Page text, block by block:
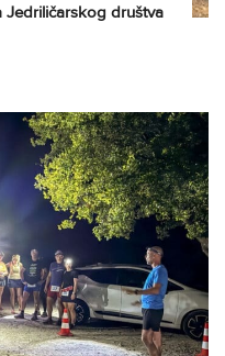
Jedriličarskog društva